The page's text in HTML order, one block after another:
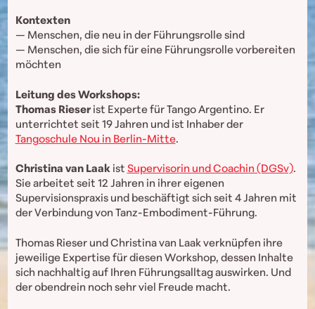
Kontexten
— Menschen, die neu in der Führungsrolle sind
— Menschen, die sich für eine Führungsrolle vorbereiten
möchten
Leitung des Workshops:
Thomas Rieserist Experte für Tango Argentino. Er
unterrichtet seit 19 Jahren und ist Inhaber der
Tangoschule Nou in Berlin-Mitte.
Christina van Laakist Supervisorin und Coachin (DGSv).
Sie arbeitet seit 12 Jahren in ihrer eigenen
Supervisionspraxis und beschäftigt sich seit 4 Jahren mit
der Verbindung von Tanz-Embodiment-Führung.
Thomas Rieser und Christina van Laak verknüpfen ihre
jeweilige Expertise für diesen Workshop, dessen Inhalte
sich nachhaltig auf Ihren Führungsalltag auswirken. Und
der obendrein noch sehr viel Freude macht.